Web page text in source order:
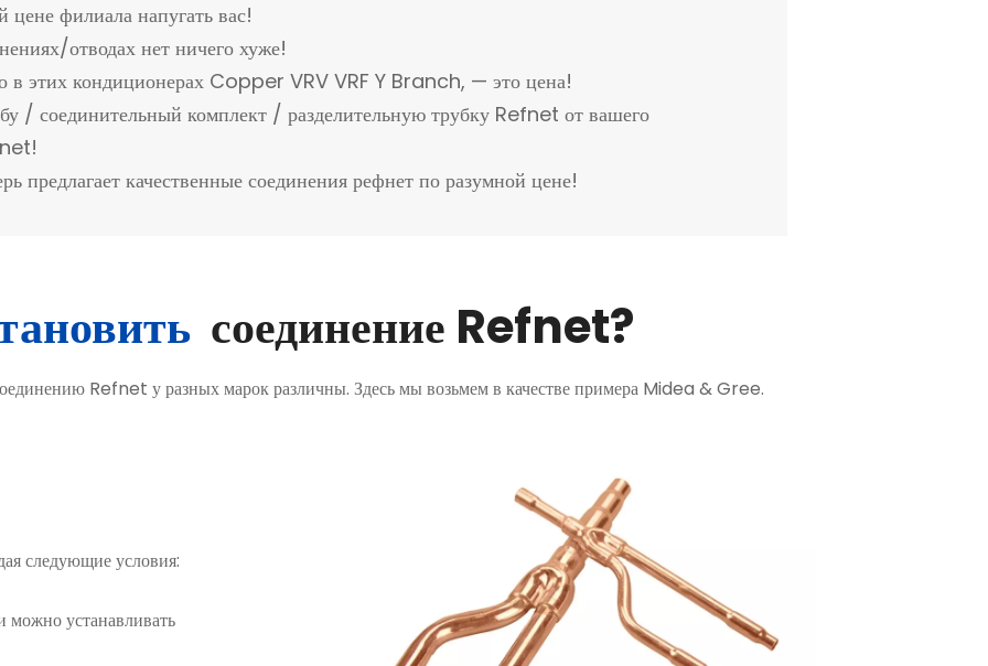
цене филиала напугать вас!
отводах нет ничего хуже!
в этих кондиционерах Copper VRV VRF Y Branch, — это цена!
/ соединительный комплект / разделительную трубку Refnet от вашего
предлагает качественные соединения рефнет по разумной цене!
соединение Refnet?
Refnet у разных марок различны. Здесь мы возьмем в качестве примера Midea & Gree.
следующие условия:
устанавливать